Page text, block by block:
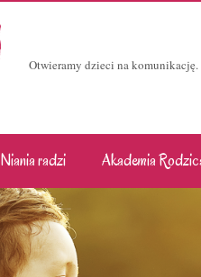
Otwieramy dzieci na
Niania radzi Akademia